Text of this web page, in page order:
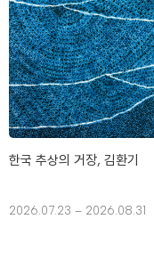
한국 추상의 거장, 김환기
2026.07.23 – 2026.08.31